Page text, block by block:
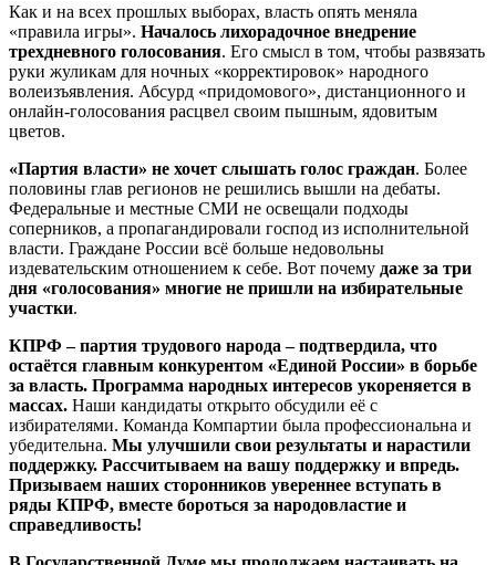
Как и на всех прошлых выборах, власть опять меняла
«правила игры». Началось лихорадочное внедрение
трехдневного голосования. Его смысл в том, чтобы развязать
руки жуликам для ночных «корректировок» народного
волеизъявления. Абсурд «придомового», дистанционного и
онлайн-голосования расцвел своим пышным, ядовитым
цветов.
«Партия власти» не хочет слышать голос граждан. Более
половины глав регионов не решились вышли на дебаты.
Федеральные и местные СМИ не освещали подходы
соперников, а пропагандировали господ из исполнительной
власти. Граждане России всё больше недовольны
издевательским отношением к себе. Вот почему даже за три
дня «голосования» многие не пришли на избирательные
участки.
КПРФ – партия трудового народа – подтвердила, что
остаётся главным конкурентом «Единой России» в борьбе
за власть. Программа народных интересов укореняется в
массах. Наши кандидаты открыто обсудили её с
избирателями. Команда Компартии была профессиональна и
убедительна. Мы улучшили свои результаты и нарастили
поддержку. Рассчитываем на вашу поддержку и впредь.
Призываем наших сторонников увереннее вступать в
ряды КПРФ, вместе бороться за народовластие и
справедливость!